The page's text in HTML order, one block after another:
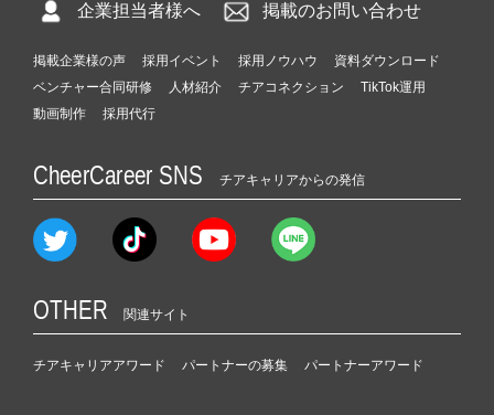
企業担当者様へ 掲載のお問い合わせ
掲載企業様の声 採用イベント 採用ノウハウ
資料ダウンロード
ベンチャー合同研修
人材紹介 チアコネクション
TikTok運用
動画制作
採用代行
CheerCareer SNS チアキャリアからの発信
OTHER 関連サイト
チアキャリアアワード パートナーの募集 パートナーアワード